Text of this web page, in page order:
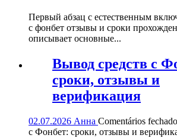
Первый абзац с естественным
с фонбет отзывы и сроки
описывает основные...
Вывод средств с
сроки, отзывы и
верификация
02.07.2026 Анна Comentários
с Фонбет: сроки, отзывы и